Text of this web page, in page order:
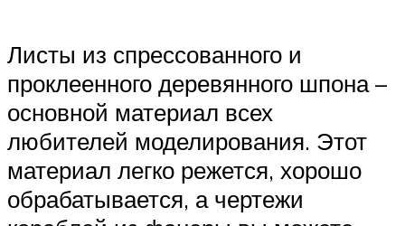
Листы из спрессованного и
проклеенного деревянного шпона –
основной материал всех
любителей моделирования. Этот
материал легко режется, хорошо
обрабатывается, а чертежи